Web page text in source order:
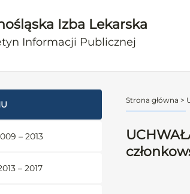
Izba Lekarska
Informacji Publicznej
– 2013
– 2017
Strona główna >